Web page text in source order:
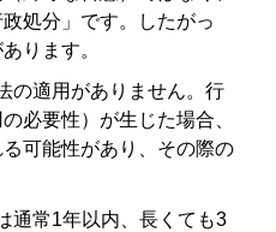
処分」です。したがっ
ります。
の適用がありません。行
必要性）が生じた場合、
可能性があり、その際の
通常1年以内、長くても3